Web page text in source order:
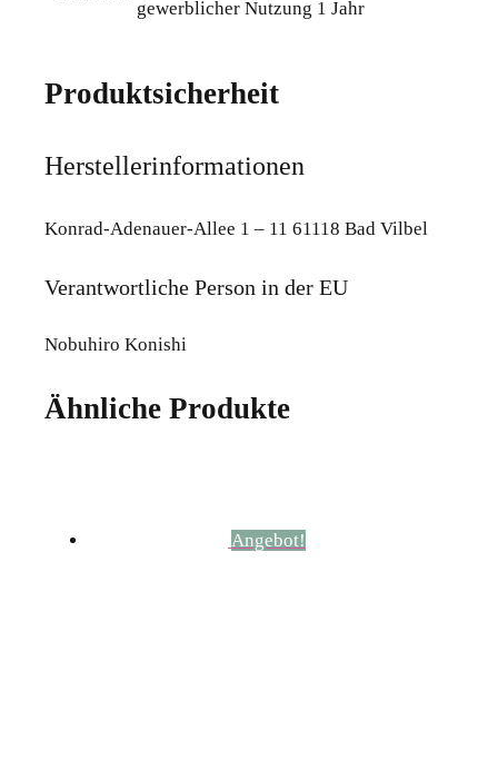
gewerblicher Nutzung 1 Jahr
Produktsicherheit
Herstellerinformationen
Konrad-Adenauer-Allee 1 – 11 61118 Bad Vilbel
Verantwortliche Person in der EU
Nobuhiro Konishi
Ähnliche Produkte
Angebot!